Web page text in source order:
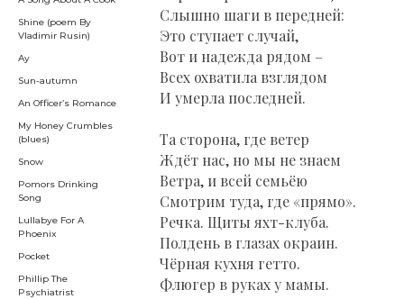
Shine (poem By
Vladimir Rusin)
Ay
Sun-autumn
An Officer’s Romance
My Honey Crumbles
(blues)
Snow
Pomors Drinking
Song
Lullabye For A
Phoenix
Pocket
Phillip The
Psychiatrist
Слышно шаги в передней:
Это ступает случай,
Вот и надежда рядом –
Всех охватила взглядом
И умерла последней.
Та сторона, где ветер
Ждёт нас, но мы не знаем
Ветра, и всей семьёю
Смотрим туда, где «прямо».
Речка. Щиты яхт-клуба.
Полдень в глазах окраин.
Чёрная кухня гетто.
Флюгер в руках у мамы.